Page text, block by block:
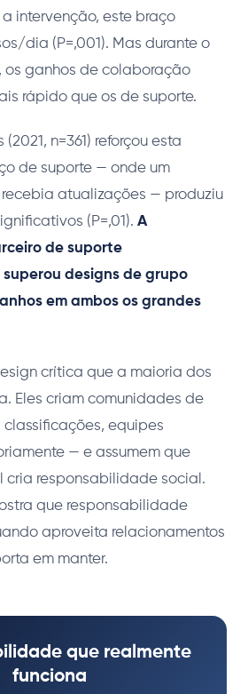
intervenção, este braço
dia (P=,001). Mas durante o
os ganhos de colaboração
rápido que os de suporte.
n=361) reforçou esta
de suporte — onde um
atualizações — produziu
(P=,01). A
de suporte
designs de grupo
em ambos os grandes
crítica que a maioria dos
Eles criam comunidades de
classificações, equipes
— e assumem que
cria responsabilidade social.
que responsabilidade
aproveita relacionamentos
em manter.
que realmente
funciona